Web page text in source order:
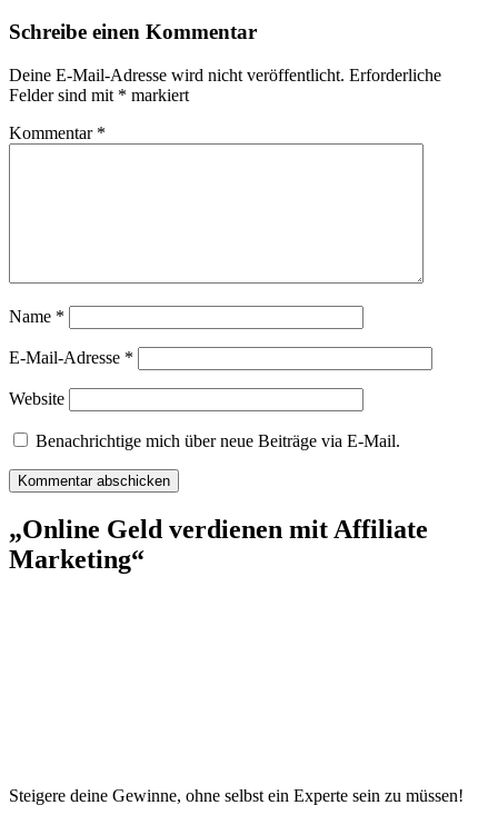
Schreibe einen Kommentar
Deine E-Mail-Adresse wird nicht veröffentlicht. Erforderliche
Felder sind mit * markiert
Kommentar *
Name *
E-Mail-Adresse *
Website
Benachrichtige mich über neue Beiträge via E-Mail.
„Online Geld verdienen mit Affiliate
Marketing“
Steigere deine Gewinne, ohne selbst ein Experte sein zu müssen!